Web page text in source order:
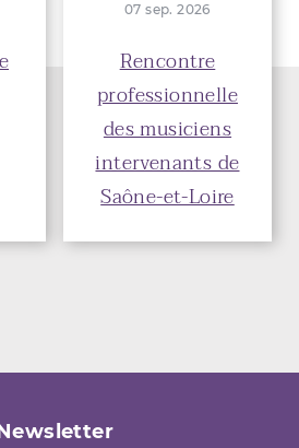
07 sep. 2026
Rencontre
professionnelle
des musiciens
intervenants de
Saône-et-Loire